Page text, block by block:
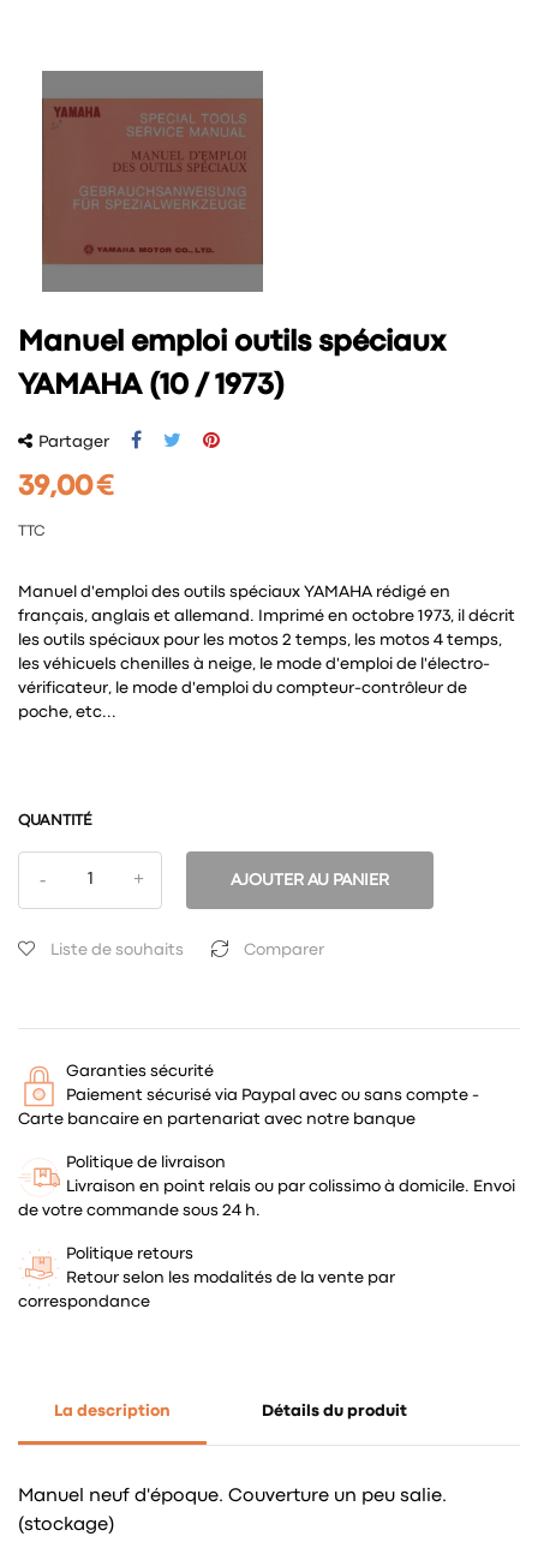
Manuel emploi outils spéciaux
YAMAHA (10 / 1973)
Partager
39,00 €
TTC
Manuel d'emploi des outils spéciaux YAMAHA rédigé en
français, anglais et allemand. Imprimé en octobre 1973, il décrit
les outils spéciaux pour les motos 2 temps, les motos 4 temps,
les véhicuels chenilles à neige, le mode d'emploi de l'électro-
vérificateur, le mode d'emploi du compteur-contrôleur de
poche, etc...
QUANTITÉ
AJOUTER AU PANIER
Liste de souhaits Comparer
Garanties sécurité
Paiement sécurisé via Paypal avec ou sans compte -
Carte bancaire en partenariat avec notre banque
Politique de livraison
Livraison en point relais ou par colissimo à domicile. Envoi
de votre commande sous 24 h.
Politique retours
Retour selon les modalités de la vente par
correspondance
La description Détails du produit
Manuel neuf d'époque. Couverture un peu salie.
(stockage)